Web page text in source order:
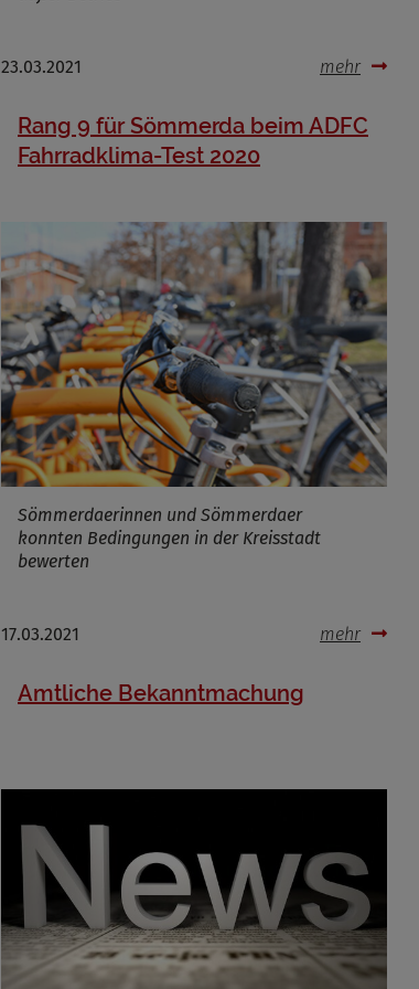
23.03.2021 mehr
Rang 9 für Sömmerda beim ADFC
Fahrradklima-Test 2020
Sömmerdaerinnen und Sömmerdaer
konnten Bedingungen in der Kreisstadt
bewerten
17.03.2021 mehr
Amtliche Bekanntmachung
Infos schließen